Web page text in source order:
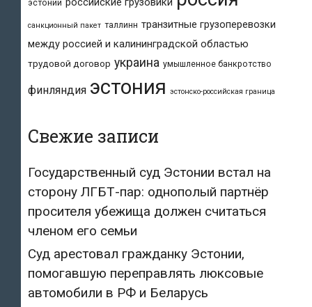
эстонии
санкционный пакет таллинн транзитные грузоперевозки
между россией и калининградской областью
трудовой договор украина умышленное банкротство
финляндия эстония эстонско-российская граница
Свежие записи
Государственный суд Эстонии встал на
сторону ЛГБТ-пар: однополый партнёр
просителя убежища должен считаться
членом его семьи
Суд арестовал гражданку Эстонии,
помогавшую переправлять люксовые
автомобили в РФ и Беларусь